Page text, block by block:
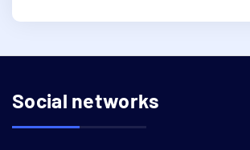
Social networks